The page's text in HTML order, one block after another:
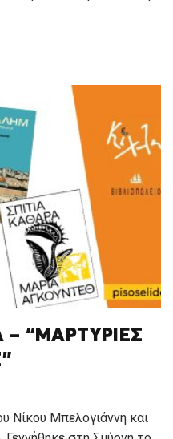
“ΜΑΡΤΥΡΙΕΣ
Νίκου Μπελογιάννη και